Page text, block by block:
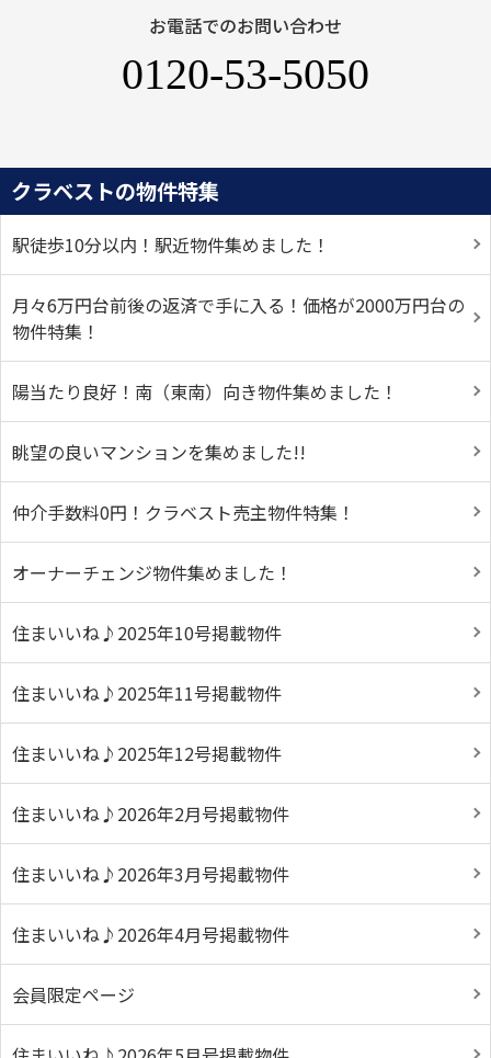
お電話でのお問い合わせ
0120-53-5050
クラベストの物件特集
駅徒歩10分以内！駅近物件集めました！
月々6万円台前後の返済で手に入る！価格が2000万円台の
物件特集！
陽当たり良好！南（東南）向き物件集めました！
眺望の良いマンションを集めました!!
仲介手数料0円！クラベスト売主物件特集！
オーナーチェンジ物件集めました！
住まいいね♪2025年10号掲載物件
住まいいね♪2025年11号掲載物件
住まいいね♪2025年12号掲載物件
住まいいね♪2026年2月号掲載物件
住まいいね♪2026年3月号掲載物件
住まいいね♪2026年4月号掲載物件
会員限定ページ